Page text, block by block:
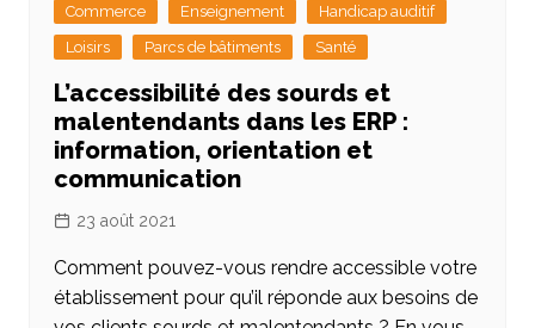
Commerce
Enseignement
Handicap auditif
Loisirs
Parcs de bâtiments Santé
L’accessibilité des sourds et
malentendants dans les ERP :
information, orientation et
communication
23 août 2021
Comment pouvez-vous rendre accessible votre
établissement pour qu’il réponde aux besoins de